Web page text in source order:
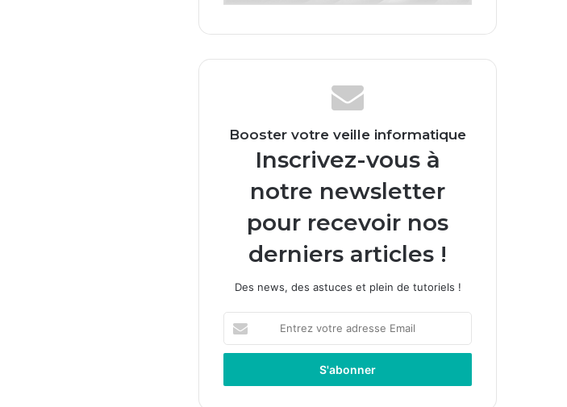
Booster votre veille informatique
Inscrivez-vous à
notre newsletter
pour recevoir nos
derniers articles !
Des news, des astuces et plein de tutoriels !
t
e